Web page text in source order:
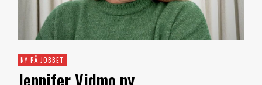
NY PÅ JOBBET
Jennifer Vidmo ny